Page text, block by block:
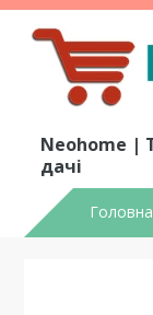
Neohome |
дачі
Головна